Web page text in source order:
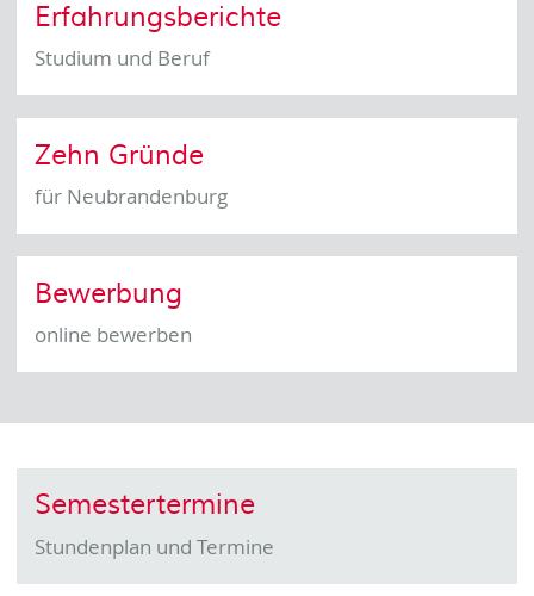
Erfahrungsberichte
Studium und Beruf
Zehn Gründe
für Neubrandenburg
Bewerbung
online bewerben
Semestertermine
Stundenplan und Termine